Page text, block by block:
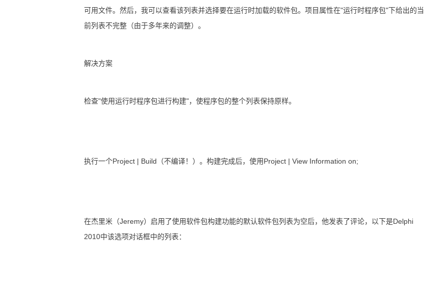
可用文件。然后，我可以查看该列表并选择要在运行时加载的软件包。项目属性在"运行时程序包"下给出的当
前列表不完整（由于多年来的调整）。
解决方案
检查"使用运行时程序包进行构建"，使程序包的整个列表保持原样。
执行一个Project | Build（不编译！）。构建完成后，使用Project | View Information on;
在杰里米（Jeremy）启用了使用软件包构建功能的默认软件包列表为空后，他发表了评论，以下是Delphi
2010中该选项对话框中的列表：